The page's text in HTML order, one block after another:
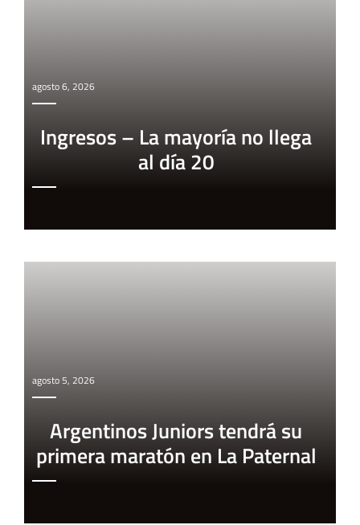
agosto 6, 2026
Ingresos – La mayoría no llega
al día 20
agosto 5, 2026
Argentinos Juniors tendrá su
primera maratón en La Paternal